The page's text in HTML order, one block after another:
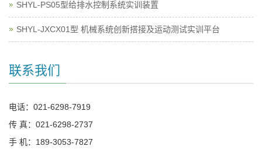
SHYL-PS05型给排水控制系统实训装置
SHYL-JXCX01型 机械系统创新搭接及运动测试实训平台
联系我们
电话：021-6298-7919
传 真：021-6298-2737
手 机：189-3053-7827